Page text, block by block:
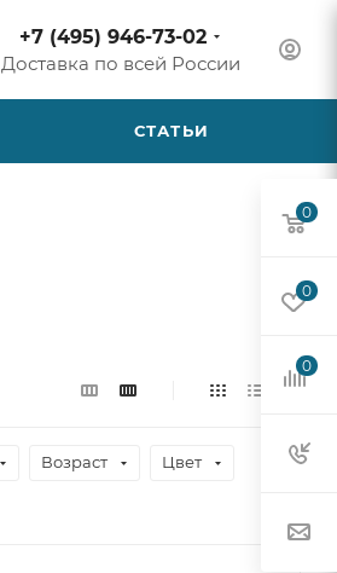
+7 (495) 946-73-02
Доставка по всей России
СТАТЬИ
Возраст Цвет
0
0
0